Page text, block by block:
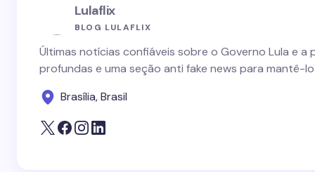
Lulaflix
BLOG LULAFLIX
Últimas notícias confiáveis sobre o Governo Lula e
profundas e uma seção anti fake news para mantê-
Brasília, Brasil